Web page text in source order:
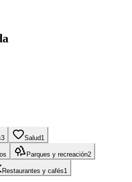
3 Salud1
Parques y recreación2
Restaurantes y cafés1